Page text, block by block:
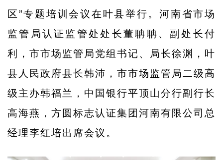
区”专题培训会议在叶县举行。河南省市场
监管局认证监管处处长董聃聃、副处长付
利，市市场监管局党组书记、局长徐渊，叶
县人民政府县长韩沛，市市场监管局二级高
级主办韩福兰，中国银行平顶山分行副行长
高海燕，方圆标志认证集团河南有限公司总
经理李红培出席会议。